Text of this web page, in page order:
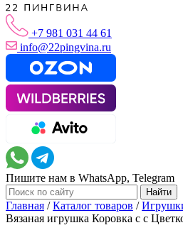
+7 981 031 44 61
info@22pingvina.ru
Пишите нам в WhatsApp, Telegram
Главная /Каталог товаров /
Вязаная игрушка Коровка с с